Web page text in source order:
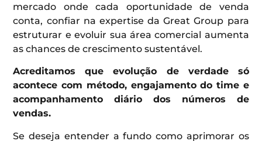
mercado onde cada oportunidade de venda
conta, confiar na expertise da Great Group para
estruturar e evoluir sua área comercial aumenta
as chances de crescimento sustentável.
Acreditamos que evolução de verdade só
acontece com método, engajamento do time e
acompanhamento diário dos números de
vendas.
Se deseja entender a fundo como aprimorar os